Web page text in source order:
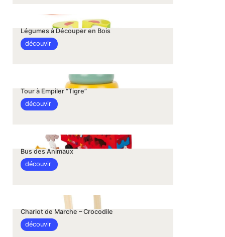
Légumes à Découper en Bois
découvir
Tour à Empiler “Tigre”
découvir
Bus des Animaux
découvir
Chariot de Marche – Crocodile
découvir